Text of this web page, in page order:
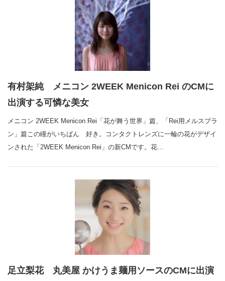
有村架純 メニコン 2WEEK Menicon Rei のCMに
出演する可憐な美女
メニコン 2WEEK Menicon Rei「花が舞う世界」篇、「Rei用メルスプラ
ン」篇この瞳がいちばん 好き。コンタクトレンズに一輪の花がデザイ
ンされた「2WEEK Menicon Rei」の新CMです。花…
足立梨花 丸美屋 かけうま麺用ソースのCMに出演